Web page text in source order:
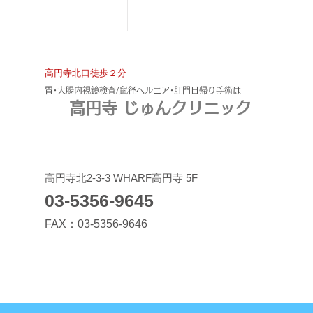
下血＝痔核とは限らない！大
腸癌早期発見の為に熟読を。
​高円寺北口徒歩２分
​胃･大腸内視鏡検査/鼠径ヘルニア･肛門日帰り手術は
高円寺 じゅんクリニック
​高円寺北2-3-3 WHARF高円寺 5F
03-5356-9645
FAX：03-5356-9646